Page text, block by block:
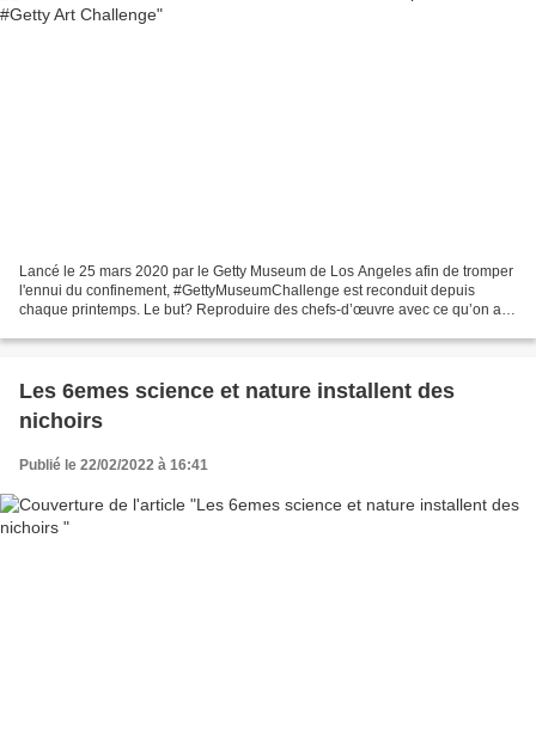
Lancé le 25 mars 2020 par le Getty Museum de Los Angeles afin de tromper
l'ennui du confinement, #GettyMuseumChallenge est reconduit depuis
chaque printemps. Le but? Reproduire des chefs-d’œuvre avec ce qu’on a
Les 6emes science et nature installent des
nichoirs
Publié le 22/02/2022 à 16:41